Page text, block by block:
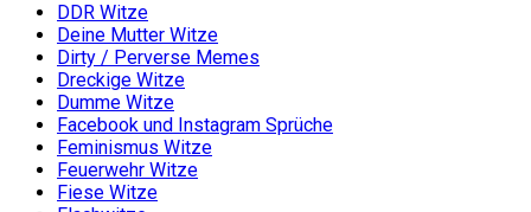
DDR Witze
Deine Mutter Witze
Dirty / Perverse Memes
Dreckige Witze
Dumme Witze
Facebook und Instagram Sprüche
Feminismus Witze
Feuerwehr Witze
Fiese Witze